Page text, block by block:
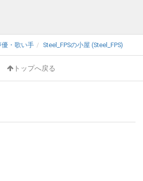
優・歌い手 Steel_FPSの小屋 (Steel_FPS)
トップへ戻る